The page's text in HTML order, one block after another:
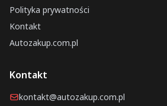
Polityka prywatności
Kontakt
Autozakup.com.pl
Kontakt
kontakt@autozakup.com.pl